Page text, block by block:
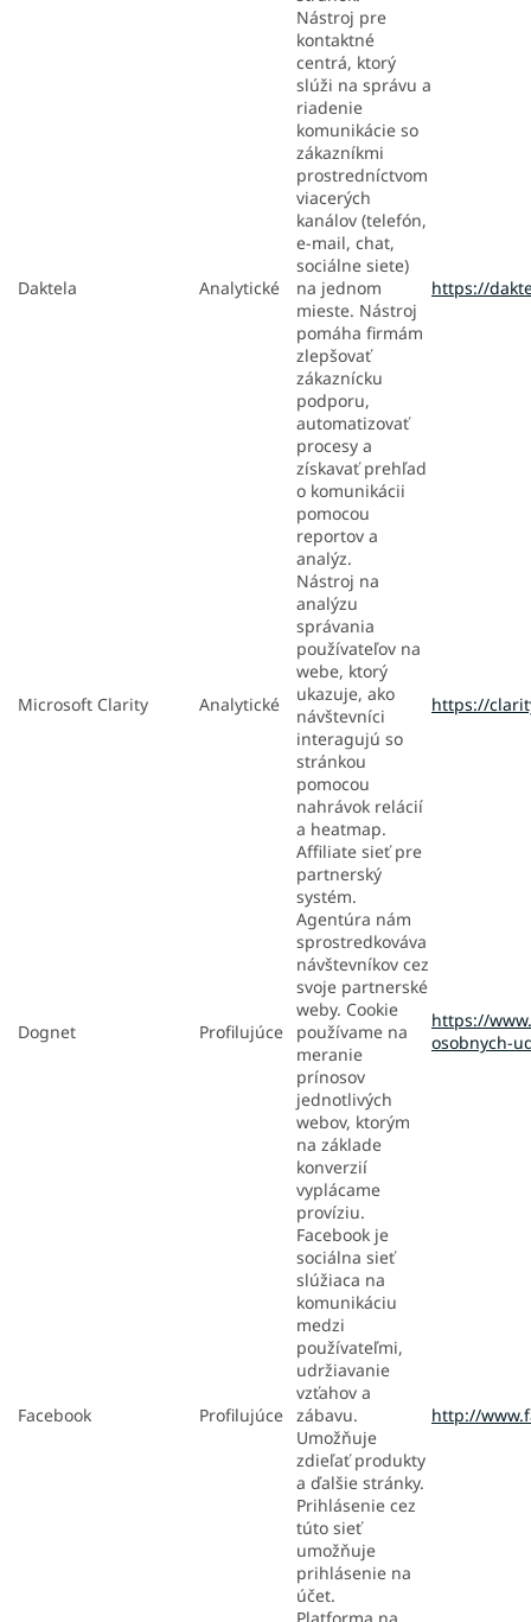
Daktela Analytické
Nástroj pre
kontaktné
centrá, ktorý
slúži na správu a
riadenie
komunikácie so
zákazníkmi
prostredníctvom
viacerých
kanálov (telefón,
e-mail, chat,
sociálne siete)
na jednom
mieste. Nástroj
pomáha firmám
zlepšovať
zákaznícku
podporu,
automatizovať
procesy a
získavať prehľad
o komunikácii
pomocou
reportov a
analýz.
https://
Microsoft Clarity Analytické
Nástroj na
analýzu
správania
používateľov na
webe, ktorý
ukazuje, ako
návštevníci
interagujú so
stránkou
pomocou
nahrávok relácií
a heatmap.
https://
Dognet Profilujúce
Affiliate sieť pre
partnerský
systém.
Agentúra nám
sprostredkováva
návštevníkov cez
svoje partnerské
weby. Cookie
používame na
meranie
prínosov
jednotlivých
webov, ktorým
na základe
konverzií
vyplácame
províziu.
https://
osobnych-
Facebook Profilujúce
Facebook je
sociálna sieť
slúžiaca na
komunikáciu
medzi
používateľmi,
udržiavanie
vzťahov a
zábavu.
Umožňuje
zdieľať produkty
a ďalšie stránky.
Prihlásenie cez
túto sieť
umožňuje
prihlásenie na
účet.
http://